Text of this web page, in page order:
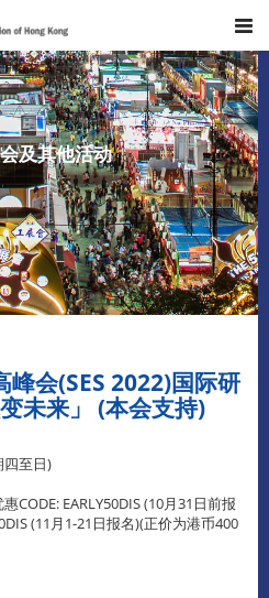
及其他活动
会(SES 2022)国际研
未来」 (本会支持)
四至日)
CODE: EARLY50DIS (10月31日前报
(11月1-21日报名)(正价为港币400